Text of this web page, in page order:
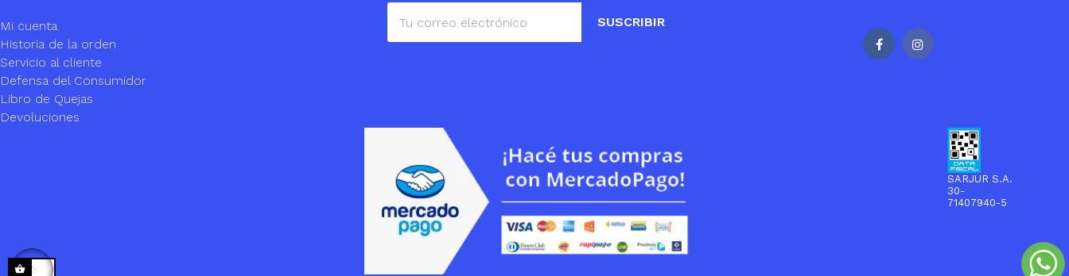
Mi cuenta
Historia de la orden
Servicio al cliente
Defensa del Consumidor
Libro de Quejas
Devoluciones
SUSCRIBIR
SARJUR S.A.
30-
71407940-5